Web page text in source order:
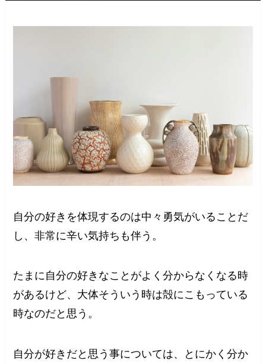
自分の好きを体現するのは中々勇気がいることだ
し、非常に辛い気持ちも伴う。
たまに自分の好きなことがよく分からなくなる時
があるけど、大体そういう時は殻にこもっている
時なのだと思う。
自分が好きだと思う事については、とにかく分か